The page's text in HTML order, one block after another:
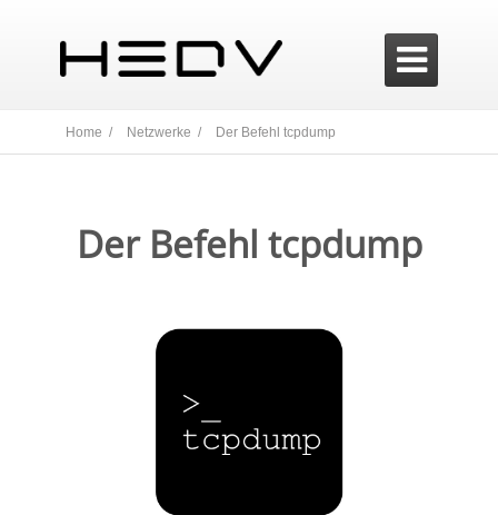

Home / Netzwerke / Der Befehl tcpdump
Der Befehl tcpdump